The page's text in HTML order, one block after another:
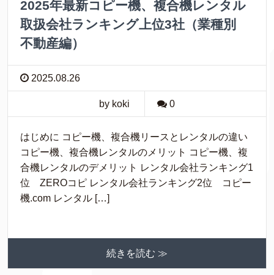
2025年最新コピー機、複合機レンタル
取扱会社ランキング上位3社（業種別
不動産編）
2025.08.26
by koki 0
はじめに コピー機、複合機リースとレンタルの違い
コピー機、複合機レンタルのメリット コピー機、複
合機レンタルのデメリット レンタル会社ランキング1
位 ZEROコピ レンタル会社ランキング2位 コピー
機.com レンタル […]
続きを読む ≫